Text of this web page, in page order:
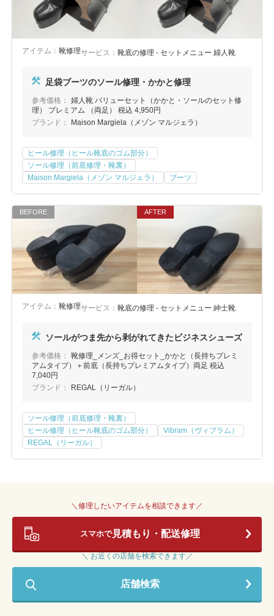
アイテム： 靴修理サービス： 靴底の修理 - セットメニュー 婦人靴
足袋ブーツのソール修理・かかと修理
参考価格：
婦人靴 バリューセット（かかと・ソールのセット修
理） プレミアム （両足） 税込 4,950円
ブランド：
Maison Margiela（メゾン マルジェラ）
ヒール修理（ヒール靴底のゴム部分）
ソール修理（前底修理・靴裏）
Maison Margiela（メゾン マルジェラ）
ブーツ
アイテム： 靴修理サービス： 靴底の修理 - セットメニュー 紳士靴
ソールがつま先から剥がれてきたビジネスシューズ
参考価格：
靴修理_メンズ_お得セット_かかと（長持ちプレミ
アムタイプ）＋前底（長持ちプレミアムタイプ）両足 税込
7,040円
ブランド：
REGAL（リーガル）
ソール修理（前底修理・靴裏）
ヒール修理（ヒール靴底のゴム部分）
Vibram（ヴィブラム）
REGAL（リーガル）
＼修理したいアイテムを相談できます／
スマホで見積もり・配送修理
＼ お近くの店舗を検索できます／
店舗検索